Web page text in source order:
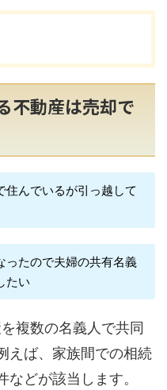
不動産は売却で
住んでいるが引っ越して
ったので夫婦の共有名義
たい
複数の名義人で共同
えば、家族間での相続
どが該当します。